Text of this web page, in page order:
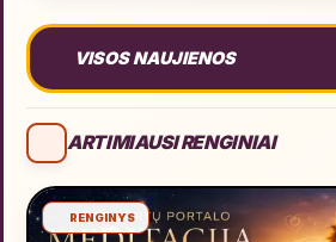
VISOS NAUJIENOS
ARTIMIAUSI RENGINIAI
RENGINYS